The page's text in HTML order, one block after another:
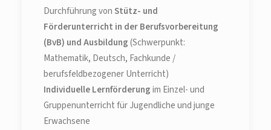
Durchführung vonStütz- und
Förderunterricht in der Berufsvorbereitung
(BvB) und Ausbildung(Schwerpunkt:
Mathematik, Deutsch, Fachkunde /
berufsfeldbezogener Unterricht)
Individuelle Lernförderungim Einzel- und
Gruppenunterricht für Jugendliche und junge
Erwachsene